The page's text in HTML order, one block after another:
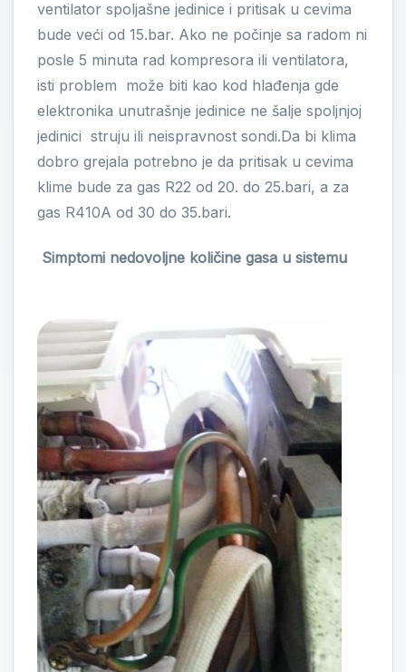
ventilator spoljašne jedinice i pritisak u cevima
bude veći od 15.bar. Ako ne počinje sa radom ni
posle 5 minuta rad kompresora ili ventilatora,
isti problem može biti kao kod hlađenja gde
elektronika unutrašnje jedinice ne šalje spoljnjoj
jedinici struju ili neispravnost sondi.Da bi klima
dobro grejala potrebno je da pritisak u cevima
klime bude za gas R22 od 20. do 25.bari, a za
gas R410A od 30 do 35.bari.
Simptomi nedovoljne količine gasa u sistemu